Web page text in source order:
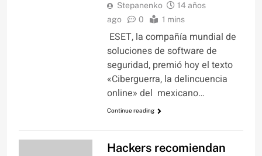
Stepanenko
14 años
ago
0 1 mins
ESET, la compañía mundial de
soluciones de software de
seguridad, premió hoy el texto
«Ciberguerra, la delincuencia
online» del mexicano…
Continue reading
Hackers recomiendan